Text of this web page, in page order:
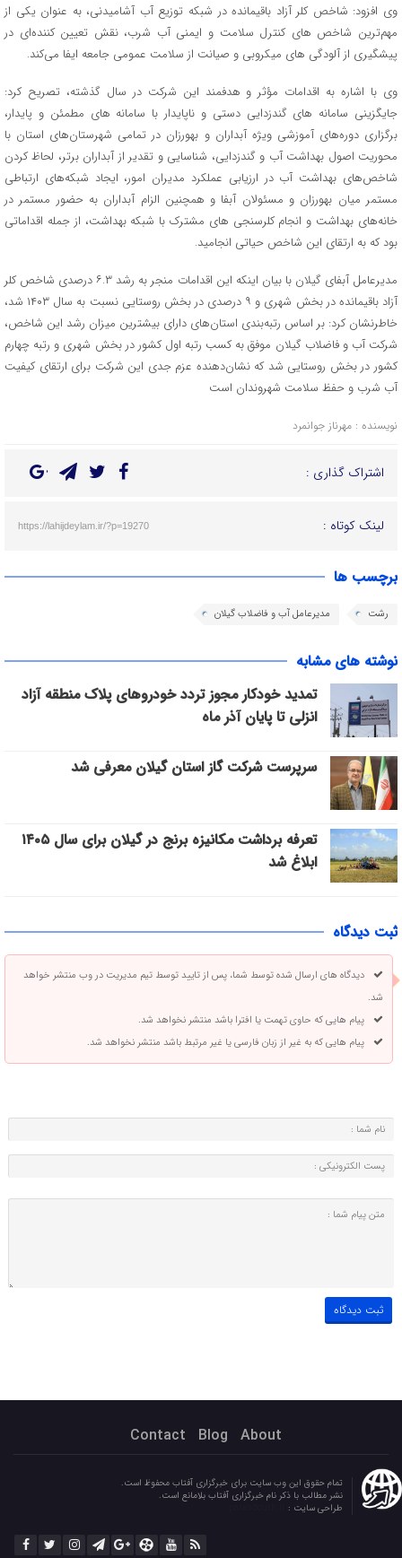
وی افزود: شاخص کلر آزاد باقیمانده در شبکه توزیع آب آشامیدنی، به عنوان یکی از
مهم‌ترین شاخص‌ های کنترل سلامت و ایمنی آب شرب، نقش تعیین‌ کننده‌ای در
پیشگیری از آلودگی‌ های میکروبی و صیانت از سلامت عمومی جامعه ایفا می‌کند.
وی با اشاره به اقدامات مؤثر و هدفمند این شرکت در سال گذشته، تصریح کرد:
جایگزینی سامانه‌ های گندزدایی دستی و ناپایدار با سامانه‌ های مطمئن و پایدار،
برگزاری دوره‌های آموزشی ویژه آبداران و بهورزان در تمامی شهرستان‌های استان با
محوریت اصول بهداشت آب و گندزدایی، شناسایی و تقدیر از آبداران برتر، لحاظ کردن
شاخص‌های بهداشت آب در ارزیابی عملکرد مدیران امور، ایجاد شبکه‌های ارتباطی
مستمر میان بهورزان و مسئولان آبفا و همچنین الزام آبداران به حضور مستمر در
خانه‌های بهداشت و انجام کلرسنجی‌ های مشترک با شبکه بهداشت، از جمله اقداماتی
بود که به ارتقای این شاخص حیاتی انجامید.
مدیرعامل آبفای گیلان با بیان اینکه این اقدامات منجر به رشد ۶.۳ درصدی شاخص کلر
آزاد باقیمانده در بخش شهری و ۹ درصدی در بخش روستایی نسبت به سال ۱۴۰۳ شد،
خاطرنشان کرد: بر اساس رتبه‌بندی استان‌های دارای بیشترین میزان رشد این شاخص،
شرکت آب و فاضلاب گیلان موفق به کسب رتبه اول کشور در بخش شهری و رتبه چهارم
کشور در بخش روستایی شد که نشان‌دهنده عزم جدی این شرکت برای ارتقای کیفیت
آب شرب و حفظ سلامت شهروندان است
نویسنده : مهرناز جوانمرد
اشتراک گذاری :
لینک کوتاه : https://lahijdeylam.ir/?p=19270
برچسب ها
رشت مدیرعامل آب و فاضلاب گیلان
نوشته های مشابه
تمدید خودکار مجوز تردد خودروهای پلاک منطقه آزاد
انزلی تا پایان آذر ماه
سرپرست شرکت گاز استان گیلان معرفی شد
تعرفه برداشت مکانیزه برنج در گیلان برای سال ۱۴۰۵
ابلاغ شد
ثبت دیدگاه
دیدگاه های ارسال شده توسط شما، پس از تایید توسط تیم مدیریت در وب منتشر خواهد
شد.
پیام هایی که حاوی تهمت یا افترا باشد منتشر نخواهد شد.
پیام هایی که به غیر از زبان فارسی یا غیر مرتبط باشد منتشر نخواهد شد.
About
Blog
Contact
تمام حقوق این وب سایت برای خبرگزاری آفتاب محفوظ است.
نشر مطالب با ذکر نام خبرگزاری آفتاب بلامانع است.
طراحی سایت :